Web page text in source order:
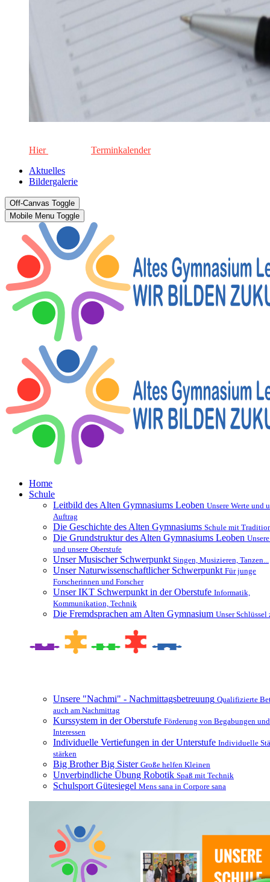
Hier
Terminkalender
Aktuelles
Bildergalerie
Off-Canvas Toggle
Mobile Menu Toggle
Home
Schule
Leitbild des Alten Gymnasiums Leoben Unsere Werte und
Auftrag
Die Geschichte des Alten Gymnasiums Schule mit
Die Grundstruktur des Alten Gymnasiums Leoben
und unsere Oberstufe
Unser Musischer Schwerpunkt Singen, Musizieren, Tanzen...
Unser Naturwissenschaftlicher Schwerpunkt Für junge
Forscherinnen und Forscher
Unser IKT Schwerpunkt in der Oberstufe Informatik,
Kommunikation, Technik
Die Fremdsprachen am Alten Gymnasium Unser Schlüssel
Unsere "Nachmi" - Nachmittagsbetreuung Qualifizierte
auch am Nachmittag
Kurssystem in der Oberstufe Förderung von Begabungen und
Interessen
Individuelle Vertiefungen in der Unterstufe Individuelle
stärken
Big Brother Big Sister Große helfen Kleinen
Unverbindliche Übung Robotik Spaß mit Technik
Schulsport Gütesiegel Mens sana in Corpore sana